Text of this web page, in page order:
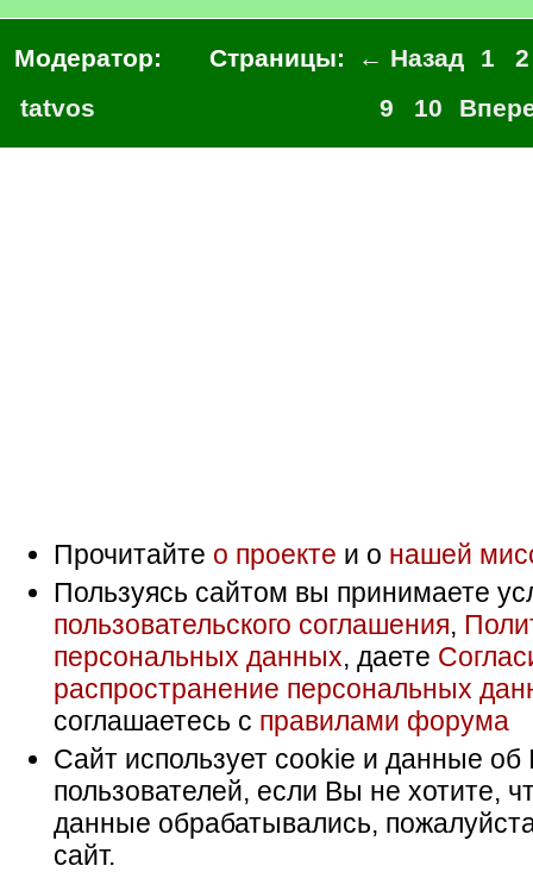
Модератор:
tatvos
Страницы: ← Назад 1
2
9
10
Прочитайте о проекте и о нашей
Пользуясь сайтом вы принимаете
пользовательского соглашения,
персональных данных, даете
распространение персональных
соглашаетесь с правилами форума
Сайт использует cookie и данные об
пользователей, если Вы не хотите,
данные обрабатывались,
сайт.